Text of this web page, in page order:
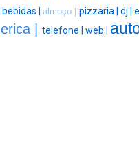
bebidas | almoço | pizzaria | dj |
| telefone | web |